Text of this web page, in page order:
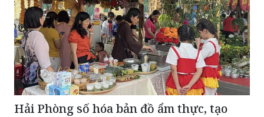
Hải Phòng số hóa bản đồ ẩm thực, tạo